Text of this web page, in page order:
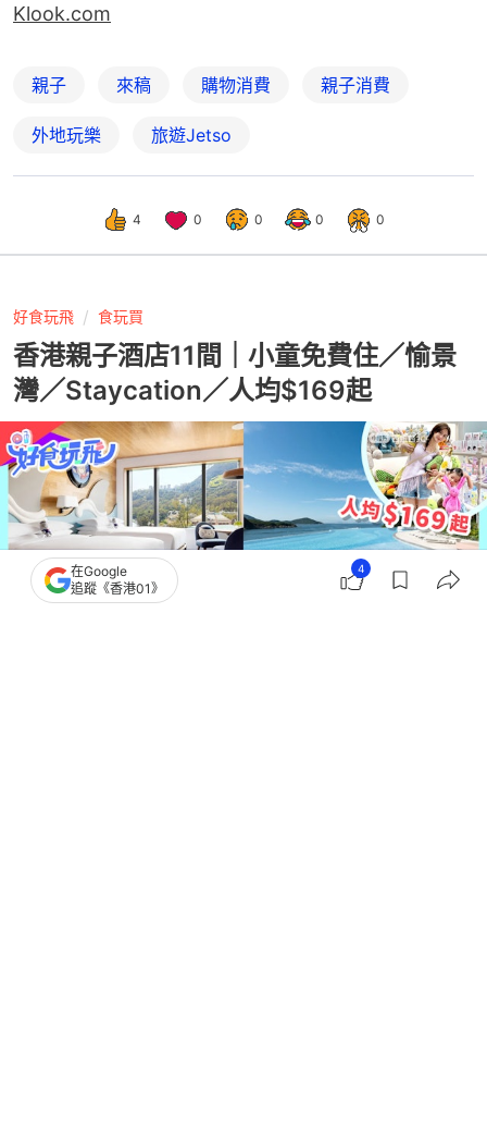
Klook.com
親子 來稿 購物消費 親子消費
外地玩樂 旅遊Jetso
4 0 0 0 0
好食玩飛 食玩買
香港親子酒店11間｜小童免費住／愉景
灣／Staycation／人均$169起
在Google
追蹤《香港01》
4